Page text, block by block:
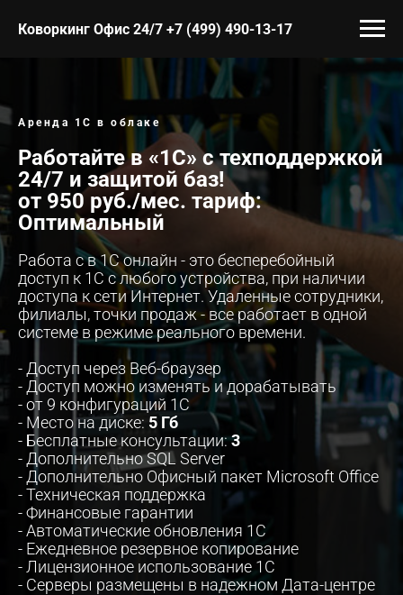
Коворкинг Офис 24/7 +7 (499) 490-13-17
Аренда 1С в облаке
Работайте в «1С» с техподдержкой
24/7 и защитой баз!
от 950 руб./мес. тариф:
Оптимальный
Работа с в 1С онлайн - это бесперебойный
доступ к 1С с любого устройства, при наличии
доступа к сети Интернет. Удаленные сотрудники,
филиалы, точки продаж - все работает в одной
системе в режиме реального времени.
- Доступ через Веб-браузер
- Доступ можно изменять и дорабатывать
- от 9 конфигураций 1С
- Место на диске: 5 Гб
- Бесплатные консультации:3
- Дополнительно SQL Server
- Дополнительно Офисный пакет Microsoft Office
- Техническая поддержка
- Финансовые гарантии
- Автоматические обновления 1С
- Ежедневное резервное копирование
- Лицензионное использование 1С
- Серверы размещены в надежном Дата-центре